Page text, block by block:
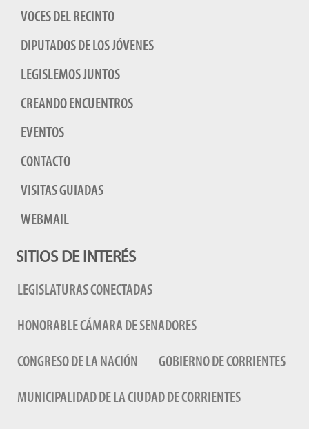
VOCES DEL RECINTO
DIPUTADOS DE LOS JÓVENES
LEGISLEMOS JUNTOS
CREANDO ENCUENTROS
EVENTOS
CONTACTO
VISITAS GUIADAS
WEBMAIL
SITIOS DE INTERÉS
LEGISLATURAS CONECTADAS
HONORABLE CÁMARA DE SENADORES
CONGRESO DE LA NACIÓN GOBIERNO DE CORRIENTES
MUNICIPALIDAD DE LA CIUDAD DE CORRIENTES